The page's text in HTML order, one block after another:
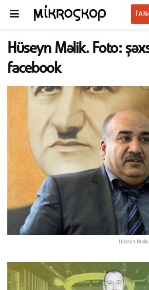
Hüseyn Məlik. Foto:
facebook
Hüseyn